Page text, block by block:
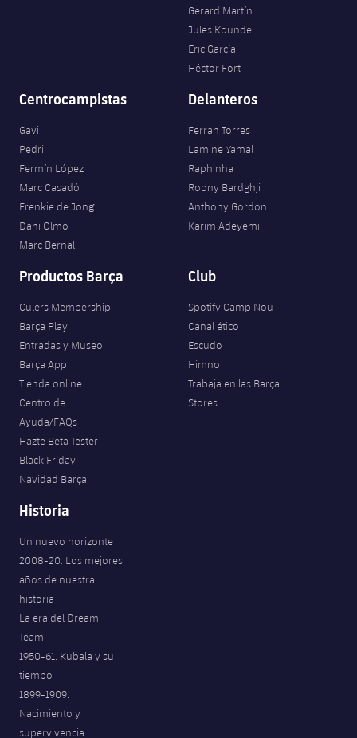
Gerard Martín
Jules Kounde
Eric García
Héctor Fort
Centrocampistas
Gavi
Pedri
Fermín López
Marc Casadó
Frenkie de Jong
Dani Olmo
Marc Bernal
Delanteros
Ferran Torres
Lamine Yamal
Raphinha
Roony Bardghji
Anthony Gordon
Karim Adeyemi
Productos Barça
Culers Membership
Barça Play
Entradas y Museo
Barça App
Tienda online
Centro de
Ayuda/FAQs
Hazte Beta Tester
Black Friday
Navidad Barça
Club
Spotify Camp Nou
Canal ético
Escudo
Himno
Trabaja en las Barça
Stores
Historia
Un nuevo horizonte
2008-20. Los mejores
años de nuestra
historia
La era del Dream
Team
1950-61. Kubala y su
tiempo
1899-1909.
Nacimiento y
supervivencia